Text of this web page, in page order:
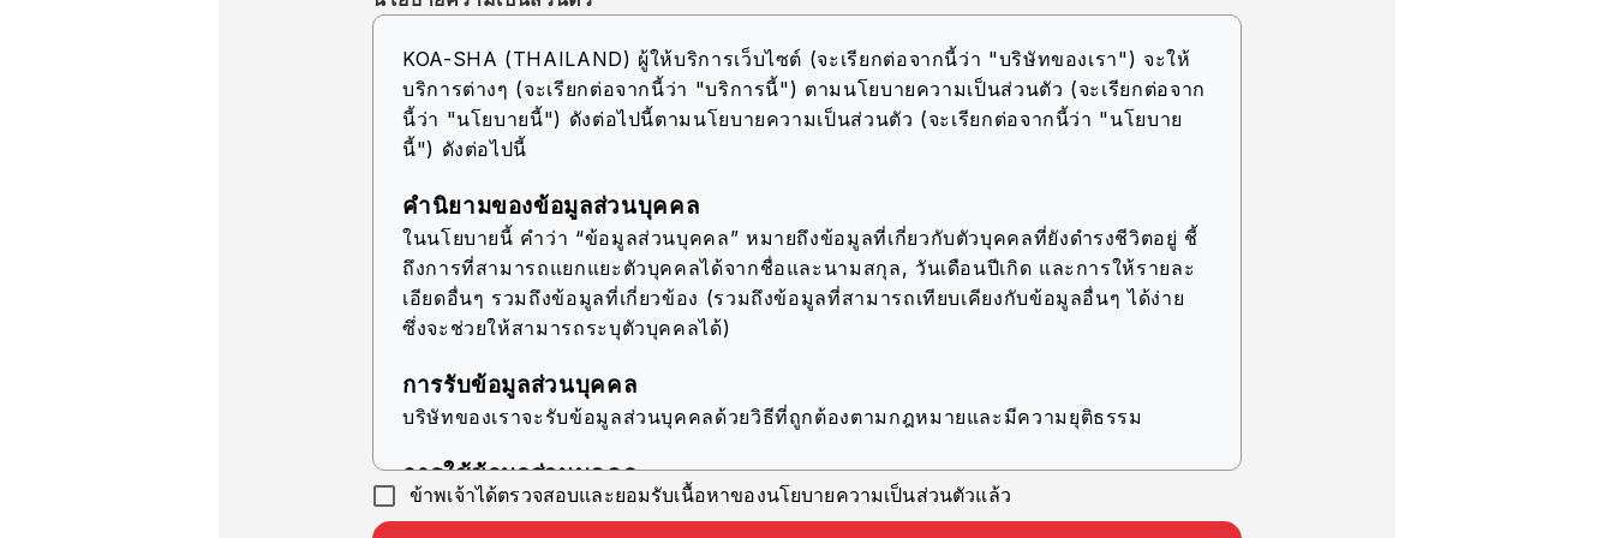
KOA-SHA (THAILAND) ผู้ให้บริการเว็บไซต์ (จะเรียกต่อจากนี้ว่า "บริษัทของเรา") จะให้
บริการต่างๆ (จะเรียกต่อจากนี้ว่า "บริการนี้") ตามนโยบายความเป็นส่วนตัว (จะเรียกต่อจาก
นี้ว่า "นโยบายนี้") ดังต่อไปนี้ตามนโยบายความเป็นส่วนตัว (จะเรียกต่อจากนี้ว่า "นโยบาย
นี้") ดังต่อไปนี้
คำนิยามของข้อมูลส่วนบุคคล
ในนโยบายนี้ คำว่า “ข้อมูลส่วนบุคคล” หมายถึงข้อมูลที่เกี่ยวกับตัวบุคคลที่ยังดำรงชีวิตอยู่ ชี้
ถึงการที่สามารถแยกแยะตัวบุคคลได้จากชื่อและนามสกุล, วันเดือนปีเกิด และการให้รายละ
เอียดอื่นๆ รวมถึงข้อมูลที่เกี่ยวข้อง (รวมถึงข้อมูลที่สามารถเทียบเคียงกับข้อมูลอื่นๆ ได้ง่าย
ซึ่งจะช่วยให้สามารถระบุตัวบุคคลได้)
การรับข้อมูลส่วนบุคคล
บริษัทของเราจะรับข้อมูลส่วนบุคคลด้วยวิธีที่ถูกต้องตามกฎหมายและมีความยุติธรรม
การใช้ข้อมูลส่วนบุคคล
บริษัทของเราจะใช้ข้อมูลส่วนบุคคลตราบเท่าที่จำเป็นสำหรับการดำเนินธุรกิจ ภายในขอบเขต
ข้าพเจ้าได้ตรวจสอบและยอมรับเนื้อหาของนโยบายความเป็นส่วนตัวแล้ว